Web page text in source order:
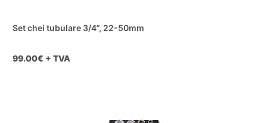
Set chei tubulare 3/4”, 22-50mm
99.00€ + TVA